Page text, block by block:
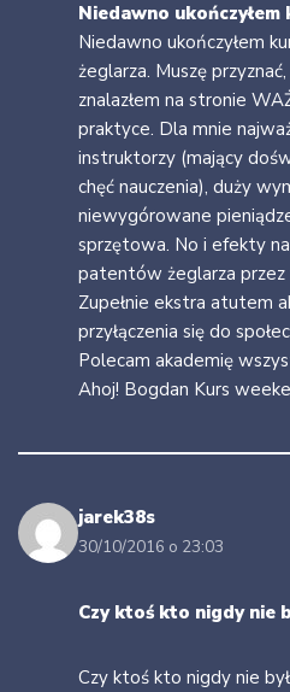
Niedawno ukończyłem
Niedawno ukończyłem
żeglarza. Muszę
znalazłem na stronie
praktyce. Dla mnie
instruktorzy (mający
chęć nauczenia), duży
niewygórowane
sprzętowa. No i efekty
patentów żeglarza
Zupełnie ekstra atutem
przyłączenia się do
Polecam akademię
Ahoj! Bogdan Kurs
jarek38s
30/10/2016 o 23:03
Czy ktoś kto nigdy nie
Czy ktoś kto nigdy nie